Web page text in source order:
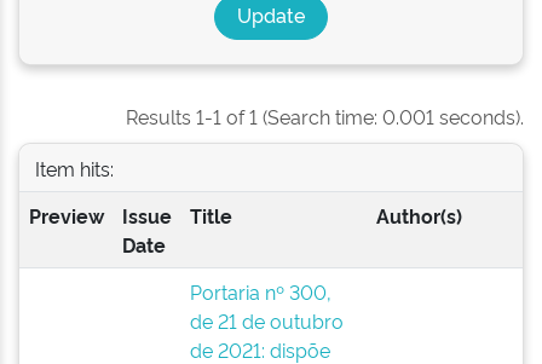
Results 1-1 of 1 (Search time: 0.001 seconds).
Item hits:
Preview
Issue
Date
Title Author(s)
Portaria nº 300,
de 21 de outubro
de 2021: dispõe